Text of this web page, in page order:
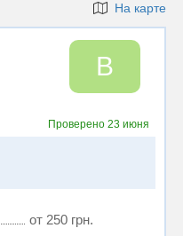
На карте
B
Проверено 23 июня
от 250 грн.